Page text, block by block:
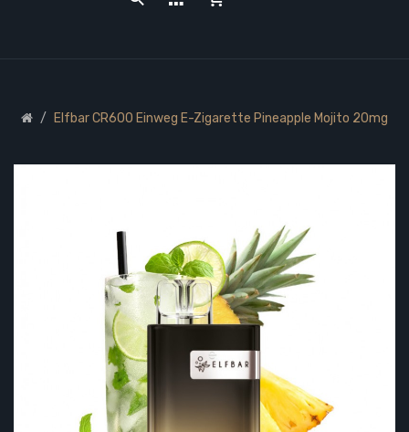
Elfbar CR600 Einweg E-Zigarette Pineapple Mojito 20mg